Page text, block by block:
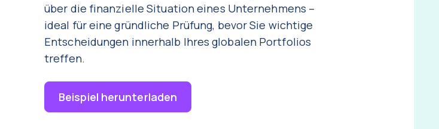
über die finanzielle Situation eines Unternehmens –
ideal für eine gründliche Prüfung, bevor Sie wichtige
Entscheidungen innerhalb Ihres globalen Portfolios
treffen.
Beispiel herunterladen